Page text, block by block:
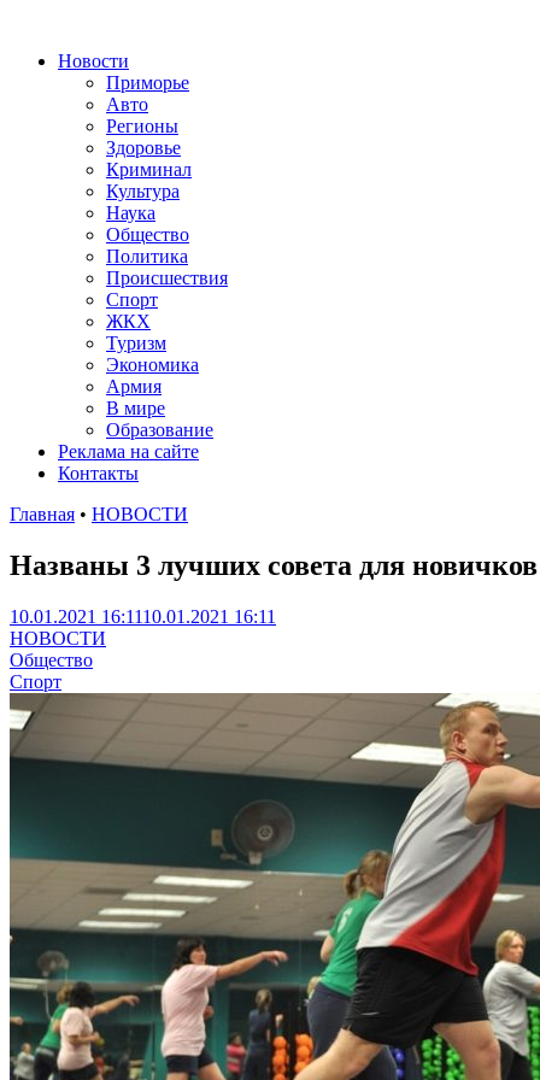
Новости
Приморье
Авто
Регионы
Здоровье
Криминал
Культура
Наука
Общество
Политика
Происшествия
Спорт
ЖКХ
Туризм
Экономика
Армия
В мире
Образование
Реклама на сайте
Контакты
Главная • НОВОСТИ
Названы 3 лучших совета для новичков
10.01.2021 16:1110.01.2021 16:11
НОВОСТИ
Общество
Спорт